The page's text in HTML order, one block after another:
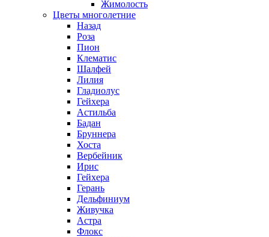
Жимолость
Цветы многолетние
Назад
Роза
Пион
Клематис
Шалфей
Лилия
Гладиолус
Гейхера
Астильба
Бадан
Бруннера
Хоста
Вербейник
Ирис
Гейхера
Герань
Дельфиниум
Живучка
Астра
Флокс